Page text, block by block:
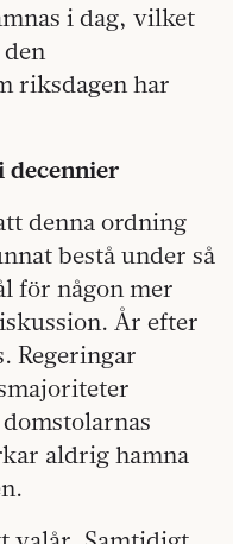
i dag, vilket
riksdagen har
decennier
denna ordning
bestå under så
för någon mer
År efter
Regeringar
aldrig hamna